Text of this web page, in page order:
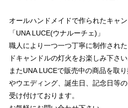
オールハンドメイドで作られたキャ
「UNA LUCE(ウナルーチェ)」
職人により一つ一つ丁寧に制作され
ドキャンドルの灯火をお楽しみ下さい
またUNA LUCEで販売中の商品を取
やウエディング、誕生日、記念日等
受け付けております。